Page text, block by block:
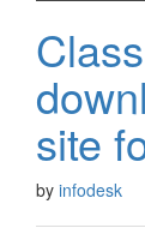
site
by infodesk